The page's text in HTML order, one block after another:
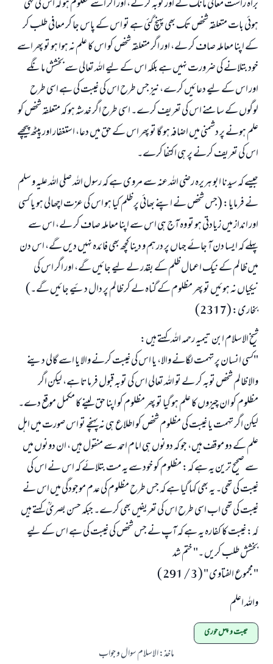
براہ راست معافی مانگ لے اور توبہ کر لے، اور اگر اسے معلوم ہو کہ اس کی کہی
ہوئی بات متعلقہ شخص تک بھی پہنچ گئی ہے تو اس کے پاس جا کر معافی طلب کر
کے اپنا معاملہ صاف کر لے، اور اگر متعلقہ شخص کو اس کا علم نہ ہوا ہو تو پھر اسے
خود بتلانے کی ضرورت نہیں ہے بلکہ اس کے لیے اللہ تعالی سے بخشش مانگے
اور اس کے لیے دعائیں کرے، نیز جس طرح اس کی غیبت کی ہے اسی طرح
لوگوں کے سامنے اس کی تعریف کرے۔ اسی طرح اگر خدشہ ہو کہ متعلقہ شخص کو
علم ہونے پر دشمنی میں اضافہ ہو گا تو پھر اس کے حق میں دعا، استغفار اور پیٹھ پیچھے
اس کی تعریف کرنے پر ہی اکتفا کرے۔
جیسے کہ سیدنا ابو ہریرہ رضی اللہ عنہ سے مروی ہے کہ رسول اللہ صلی اللہ علیہ و سلم
نے فرمایا: (جس شخص نے اپنے بھائی پر ظلم کیا ہو اس کی عزت اچھالی ہو یا کسی
اور انداز میں زیادتی ہو تو وہ آج ہی اس سے اپنا معاملہ صاف کر لے، اس سے
پہلے کہ ایسا دن آ جائے جہاں پر درہم و دینا کچھ بھی فائدہ نہیں دیں گے، اس دن
میں ظالم کے نیک اعمال ظلم کے بقدر لے لیے جائیں گے، اور اگر اس کی
نیکیاں نہ ہوئیں تو پھر مظلوم کے گناہ لے کر ظالم پر دال دئیے جائیں گے۔)
بخاری: (2317)
شیخ الاسلام ابن تیمیہ رحمہ اللہ کہتے ہیں:
"کسی انسان پر تہمت لگانے والا، یا اس کی غیبت کرنے والا یا اسے گالی دینے
والا ظالم شخص توبہ کر لے تو اللہ تعالی اس کی توبہ قبول فرماتا ہے، لیکن اگر
مظلوم کو ان چیزوں کا علم ہو گیا تو پھر مظلوم کو اپنا حق لینے کا مکمل موقع دے۔
لیکن اگر تہمت یا غیبت کی مظلوم شخص کو اطلاع ہی نہ پہنچے تو اس صورت میں اہل
علم کے دو موقف ہیں، جو کہ دونوں ہی امام احمد سے منقول ہیں ، ان دونوں میں
سے صحیح ترین یہ ہے کہ: مظلوم کو خود سے یہ مت بتلائے کہ اس نے اس کی
غیبت کی تھی۔ یہ بھی کہا گیا ہے کہ جس طرح مظلوم کی عدم موجودگی میں اس نے
غیبت کی تھی اب اسی طرح اس کی تعریفیں بھی کرے۔ جبکہ حسن بصریؒ کہتے ہیں
کہ: غیبت کا کفارہ یہ ہے کہ آپ نے جس شخص کی غیبت کی ہے اس کے لیے
بخشش طلب کریں ۔" ختم شد
" مجموع الفتاوى " ( 3 / 291 )
واللہ اعلم
غیبت و چغل خوری
ماخذ:الاسلام سوال و جواب